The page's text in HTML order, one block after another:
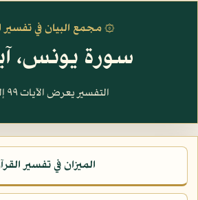
۞ مجمع البيان في تفسير
سورة يونس، آية
التفسير يعرض الآيات ٩٩ إلى ١٠٠
الميزان في تفسير